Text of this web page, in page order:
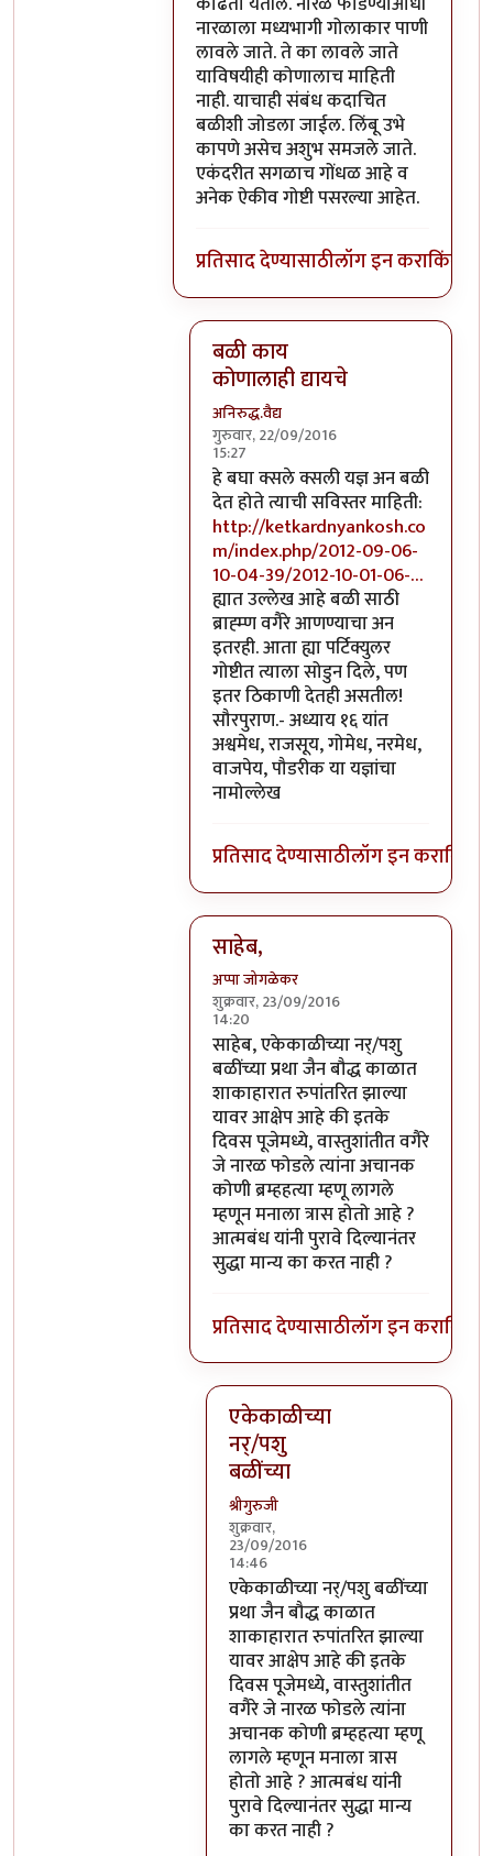
नारळाला मध्यभागी गोलाकार पाणी
लावले जाते. ते का लावले जाते
याविषयीही कोणालाच माहिती
नाही. याचाही संबंध कदाचित
बळीशी जोडला जाईल. लिंबू उभे
कापणे असेच अशुभ समजले जाते.
एकंदरीत सगळाच गोंधळ आहे व
अनेक ऐकीव गोष्टी पसरल्या आहेत.
प्रतिसाद देण्यासाठीलॉग इन कराकिंवा
बळी काय
कोणालाही द्यायचे
अनिरुद्ध.वैद्य
गुरुवार, 22/09/2016
15:27
In reply toपरंतु नारळ फोडणे म्हणजे
हे बघा क्सले क्सली यज्ञ अन बळी
देत होते त्याची सविस्तर माहिती:
http://ketkardnyankosh.co
m/index.php/2012-09-06-
10-04-39/2012-10-01-06-…
ह्यात उल्लेख आहे बळी साठी
ब्राह्म्ण वगैरे आणण्याचा अन
इतरही. आता ह्या पर्टिक्युलर
गोष्टीत त्याला सोडुन दिले, पण
इतर ठिकाणी देतही असतील!
सौरपुराण.- अध्याय १६ यांत
अश्वमेध, राजसूय, गोमेध, नरमेध,
वाजपेय, पौडरीक या यज्ञांचा
नामोल्लेख
प्रतिसाद देण्यासाठीलॉग इन कराकिंवा
साहेब,
अप्पा जोगळेकर
शुक्रवार, 23/09/2016
14:20
In reply toपरंतु नारळ फोडणे म्हणजे
साहेब, एकेकाळीच्या नर्/पशु
बळींच्या प्रथा जैन बौद्ध काळात
शाकाहारात रुपांतरित झाल्या
यावर आक्षेप आहे की इतके
दिवस पूजेमध्ये, वास्तुशांतीत वगैरे
जे नारळ फोडले त्यांना अचानक
कोणी ब्रम्हहत्या म्हणू लागले
म्हणून मनाला त्रास होतो आहे ?
आत्मबंध यांनी पुरावे दिल्यानंतर
सुद्धा मान्य का करत नाही ?
प्रतिसाद देण्यासाठीलॉग इन कराकिंवा
एकेकाळीच्या
नर्/पशु
बळींच्या
श्रीगुरुजी
शुक्रवार,
23/09/2016
14:46
In reply toसाहेब,byअप्पा जोगळेकर
एकेकाळीच्या नर्/पशु बळींच्या
प्रथा जैन बौद्ध काळात
शाकाहारात रुपांतरित झाल्या
यावर आक्षेप आहे की इतके
दिवस पूजेमध्ये, वास्तुशांतीत
वगैरे जे नारळ फोडले त्यांना
अचानक कोणी ब्रम्हहत्या म्हणू
लागले म्हणून मनाला त्रास
होतो आहे ? आत्मबंध यांनी
पुरावे दिल्यानंतर सुद्धा मान्य
का करत नाही ?